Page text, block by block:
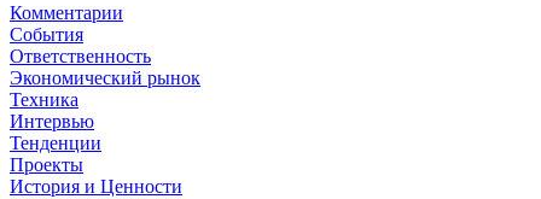
Комментарии
События
Ответственность
Экономический рынок
Техника
Интервью
Тенденции
Проекты
История и Ценности